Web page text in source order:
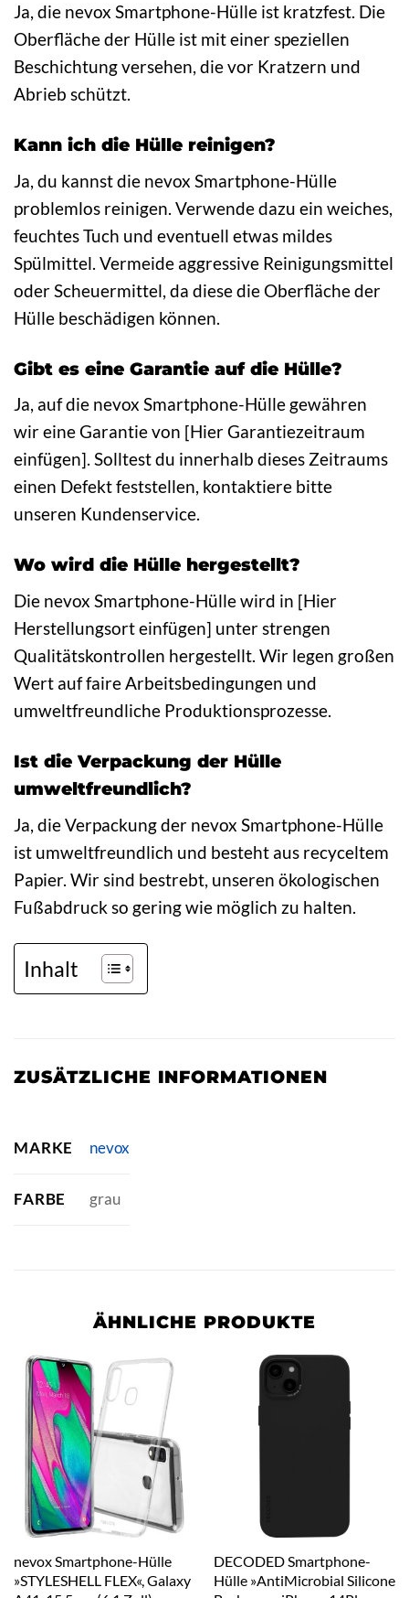
Ja, die nevox Smartphone-Hülle ist kratzfest. Die
Oberfläche der Hülle ist mit einer speziellen
Beschichtung versehen, die vor Kratzern und
Abrieb schützt.
Kann ich die Hülle reinigen?
Ja, du kannst die nevox Smartphone-Hülle
problemlos reinigen. Verwende dazu ein weiches,
feuchtes Tuch und eventuell etwas mildes
Spülmittel. Vermeide aggressive Reinigungsmittel
oder Scheuermittel, da diese die Oberfläche der
Hülle beschädigen können.
Gibt es eine Garantie auf die Hülle?
Ja, auf die nevox Smartphone-Hülle gewähren
wir eine Garantie von [Hier Garantiezeitraum
einfügen]. Solltest du innerhalb dieses Zeitraums
einen Defekt feststellen, kontaktiere bitte
unseren Kundenservice.
Wo wird die Hülle hergestellt?
Die nevox Smartphone-Hülle wird in [Hier
Herstellungsort einfügen] unter strengen
Qualitätskontrollen hergestellt. Wir legen großen
Wert auf faire Arbeitsbedingungen und
umweltfreundliche Produktionsprozesse.
Ist die Verpackung der Hülle
umweltfreundlich?
Ja, die Verpackung der nevox Smartphone-Hülle
ist umweltfreundlich und besteht aus recyceltem
Papier. Wir sind bestrebt, unseren ökologischen
Fußabdruck so gering wie möglich zu halten.
Inhalt
ZUSÄTZLICHE INFORMATIONEN
MARKE nevox
FARBE grau
ÄHNLICHE PRODUKTE
nevox Smartphone-Hülle
»STYLESHELL FLEX«, Galaxy
DECODED Smartphone-
Hülle »AntiMicrobial Silicone